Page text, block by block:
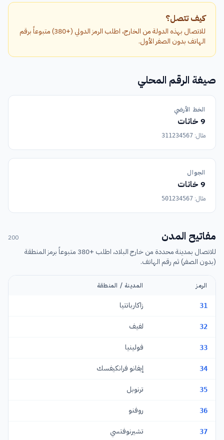
كيف تتصل؟
للاتصال بهذه الدولة من الخارج، اطلب الرمز الدولي (+380) متبوعاً برقم
الهاتف بدون الصفر الأول.
صيغة الرقم المحلي
الخط الأرضي
9 خانات
مثال: 311234567
الجوال
9 خانات
مثال: 501234567
مفاتيح المدن 200
للاتصال بمدينة محددة من خارج البلاد، اطلب +380 متبوعاً برمز المنطقة
(بدون الصفر) ثم رقم الهاتف.
الرمز المدينة / المنطقة
31 زاكارباتتيا
32 لفيف
33 فولينيا
34 إيفانو فرانكيفسك
35 ترنوبل
36 روفنو
37 تشيرنوفتسي